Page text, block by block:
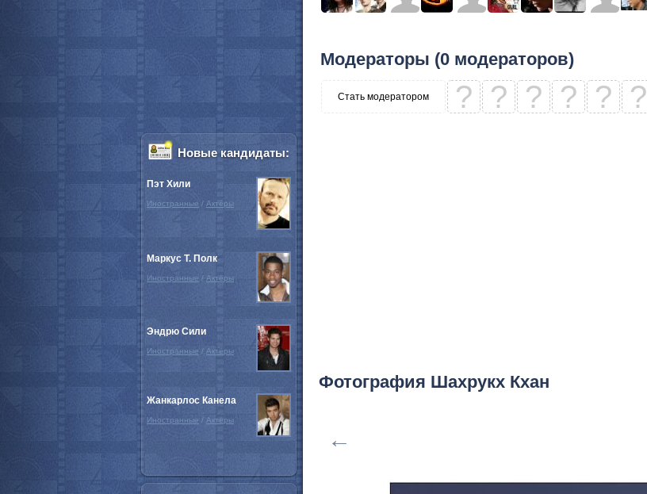
Модераторы (0 модераторов)
Стать модератором ? ? ? ? ? ?
Фотография Шахрукх Кхан
←
Новые кандидаты:
Пэт Хили
Иностранные / Актёры
Маркус Т. Полк
Иностранные / Актёры
Эндрю Сили
Иностранные / Актёры
Жанкарлос Канела
Иностранные / Актёры